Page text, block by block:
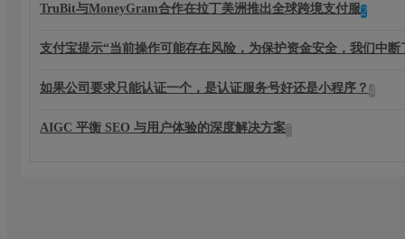
2
TruBit与MoneyGram合作在拉丁美洲推出全球跨境支付服
支付宝提示“当前操作可能存在风险，为保护资金安全，我们中断
如果公司要求只能认证一个，是认证服务号好还是小程序？
AIGC 平衡 SEO 与用户体验的深度解决方案